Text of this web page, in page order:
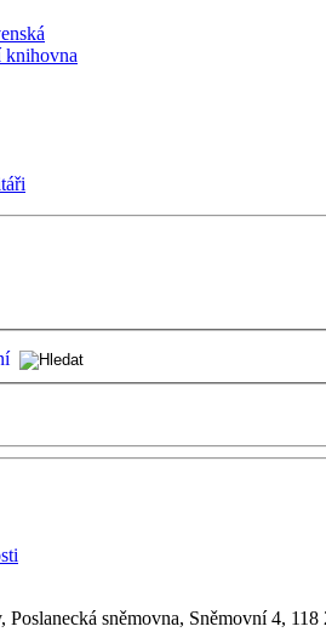
knihovna
Poslanecká sněmovna, Sněmovní 4, 118